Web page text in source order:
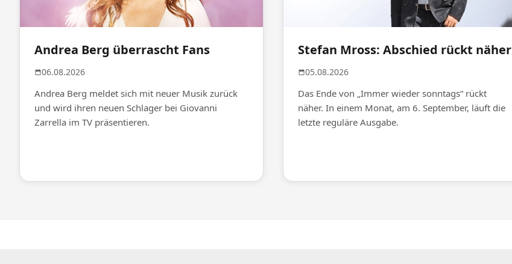
Andrea Berg überrascht Fans
06.08.2026
Andrea Berg meldet sich mit neuer Musik zurück
und wird ihren neuen Schlager bei Giovanni
Zarrella im TV präsentieren.
Stefan Mross: Abschied rückt näher
05.08.2026
Das Ende von „Immer wieder sonntags“ rückt
näher. In einem Monat, am 6. September, läuft die
letzte reguläre Ausgabe.